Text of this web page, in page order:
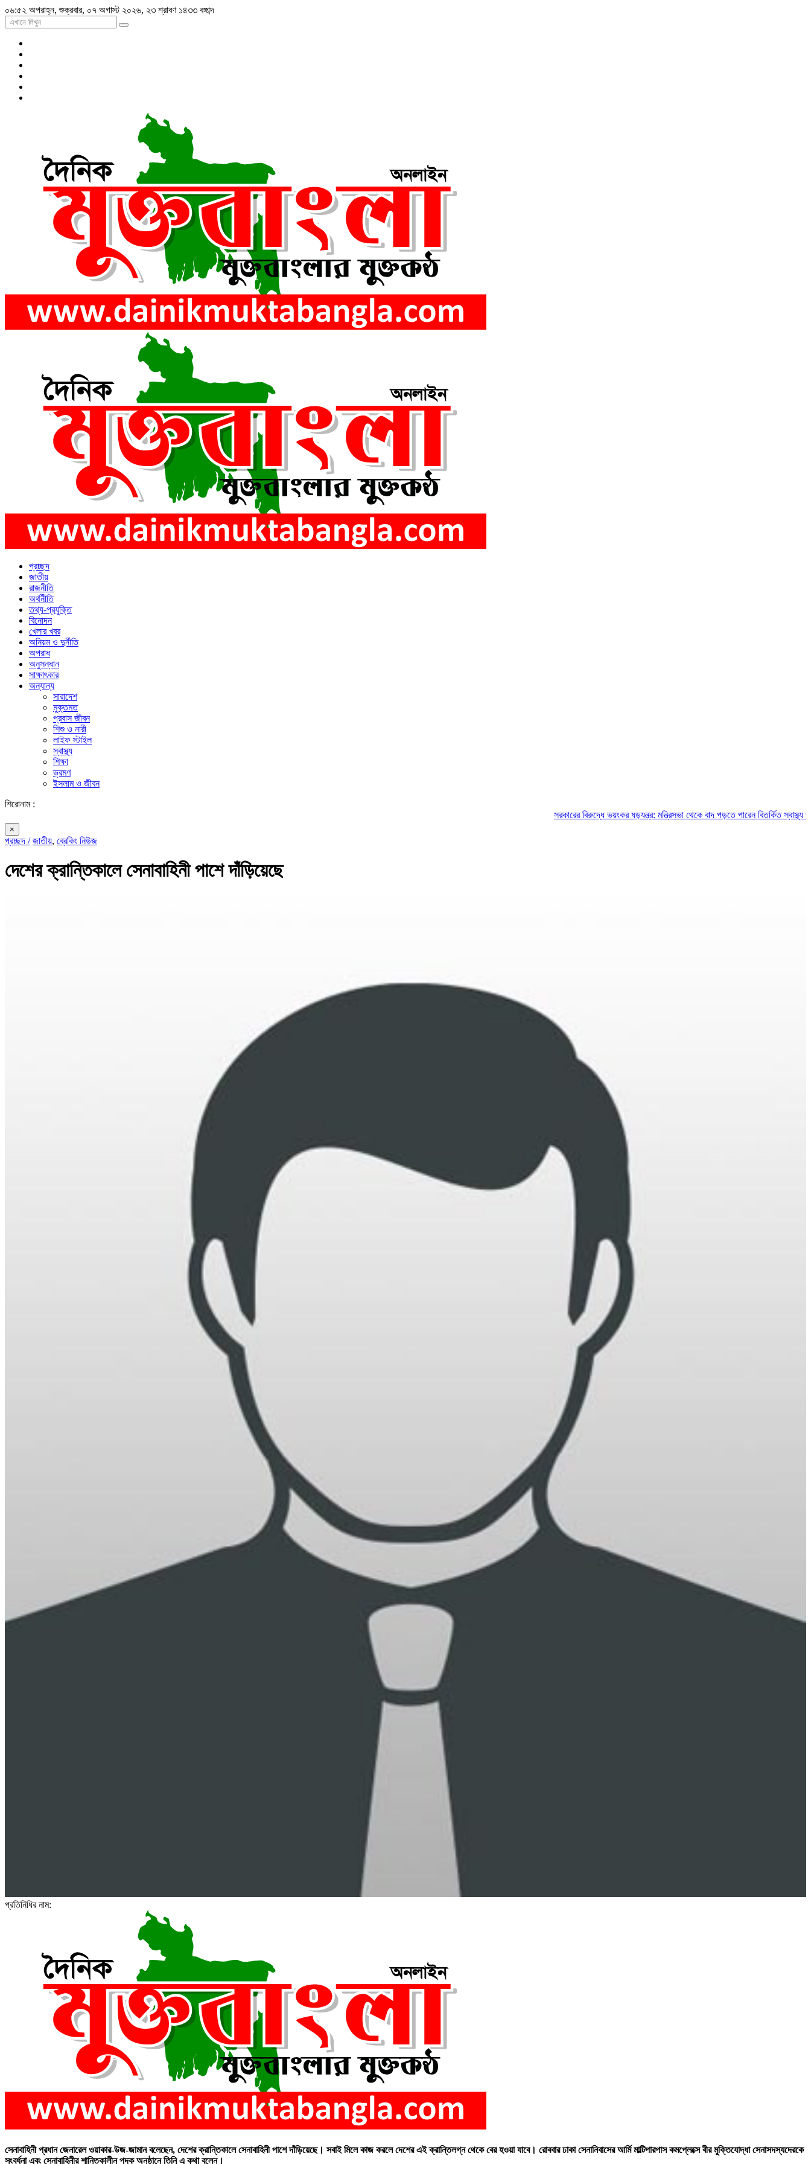
০৬:৫২ অপরাহ্ন, শুক্রবার, ০৭ অগাস্ট ২০২৬, ২৩ শ্রাবণ ১৪৩৩ বঙ্গাব্দ
প্রচ্ছদ
জাতীয়
রাজনীতি
অর্থনীতি
তথ্য-প্রযুক্তি
বিনোদন
খেলার খবর
অনিয়ম ও দুর্নীতি
অপরাধ
অনুসন্ধান
সাক্ষাৎকার
অন্যান্য
সারাদেশ
মুক্তমত
প্রবাস জীবন
শিশু ও নারী
লাইফ স্টাইল
স্বাস্থ্য
শিক্ষা
ভ্রমণ
ইসলাম ও জীবন
শিরোনাম :
সরকারের বিরুদ্ধে ভয়ংকর ষড়যন্ত্র: মন্ত্রিসভা থেকে বাদ পড়তে পারেন বিতর্কিত স্বাস্থ্য
×
প্রচ্ছদ / জাতীয়, ব্রেকিং নিউজ
দেশের ক্রান্তিকালে সেনাবাহিনী পাশে দাঁড়িয়েছে
প্রতিনিধির নাম:
সেনাবাহিনী প্রধান জেনারেল ওয়াকার-উজ-জামান বলেছেন, দেশের ক্রান্তিকালে সেনাবাহিনী পাশে দাঁড়িয়েছে। সবাই মিলে কাজ করলে দেশের এই ক্রান্তিলগ্ন থেকে বের হওয়া যাবে। রোববার ঢাকা সেনানিবাসের আর্মি মাল্টিপারপাস কমপ্লেক্সে বীর মুক্তিযোদ্ধা সেনাসদস্যদেরকে
সংবর্ধনা এবং সেনাবাহিনীর শান্তিকালীন পদক অনুষ্ঠানে তিনি এ কথা বলেন।